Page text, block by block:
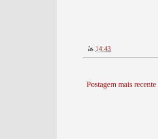
às 14:43
Postagem mais recente